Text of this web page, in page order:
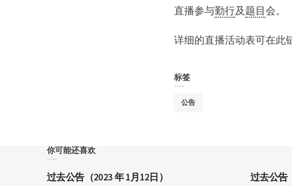
直播参与勤行及 题目会。
详细的直播活动表可在此
标签
公告
你可能还喜欢
过去公告（2023 年 1月12日） 过去公告